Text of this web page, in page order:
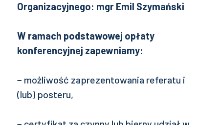
Organizacyjnego: mgr Emil Szymański
W ramach podstawowej opłaty
konferencyjnej zapewniamy:
− możliwość zaprezentowania referatu i
(lub) posteru,